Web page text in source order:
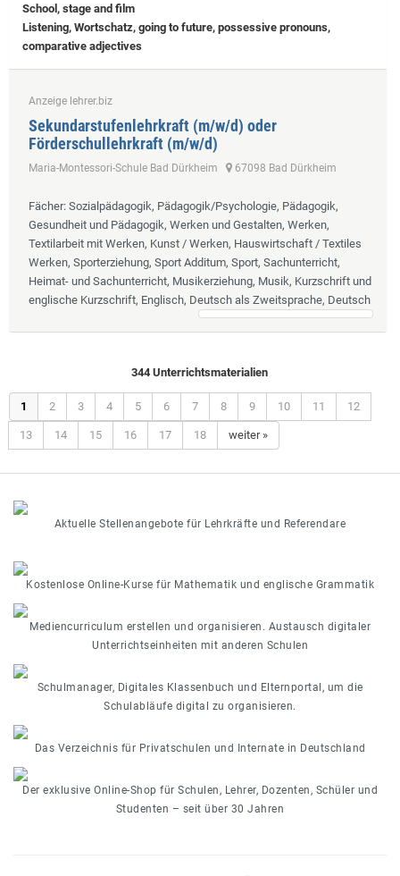
School, stage and film
Listening, Wortschatz, going to future, possessive pronouns,
comparative adjectives
Anzeige lehrer.biz
Sekundarstufenlehrkraft (m/w/d) oder
Förderschullehrkraft (m/w/d)
Maria-Montessori-Schule Bad Dürkheim 67098 Bad Dürkheim
Fächer: Sozialpädagogik, Pädagogik/Psychologie, Pädagogik,
Gesundheit und Pädagogik, Werken und Gestalten, Werken,
Textilarbeit mit Werken, Kunst / Werken, Hauswirtschaft / Textiles
Werken, Sporterziehung, Sport Additum, Sport, Sachunterricht,
Heimat- und Sachunterricht, Musikerziehung, Musik, Kurzschrift und
englische Kurzschrift, Englisch, Deutsch als Zweitsprache, Deutsch
344 Unterrichtsmaterialien
1 2 3 4 5 6 7 8 9 10 11 12
13 14 15 16 17 18 weiter »
Aktuelle Stellenangebote für Lehrkräfte und Referendare
Kostenlose Online-Kurse für Mathematik und englische Grammatik
Mediencurriculum erstellen und organisieren. Austausch digitaler
Unterrichtseinheiten mit anderen Schulen
Schulmanager, Digitales Klassenbuch und Elternportal, um die
Schulabläufe digital zu organisieren.
Das Verzeichnis für Privatschulen und Internate in Deutschland
Der exklusive Online-Shop für Schulen, Lehrer, Dozenten, Schüler und
Studenten – seit über 30 Jahren